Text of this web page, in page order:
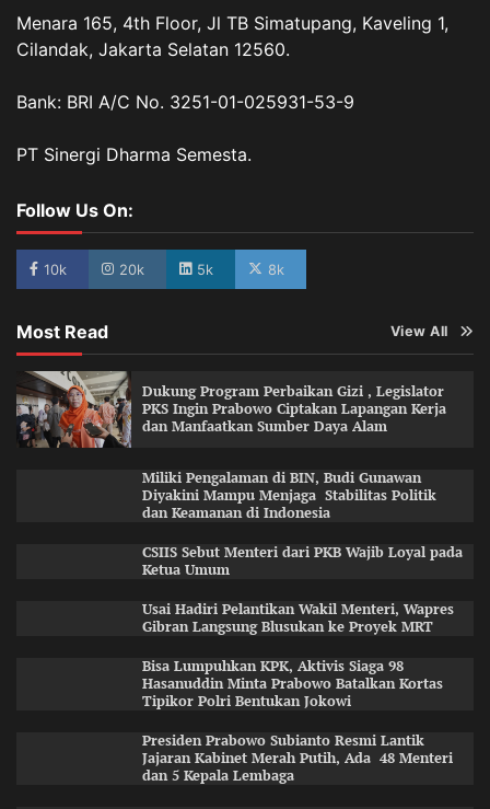
Menara 165, 4th Floor, Jl TB Simatupang, Kaveling 1,
Cilandak, Jakarta Selatan 12560.
Bank: BRI A/C No. 3251-01-025931-53-9
PT Sinergi Dharma Semesta.
Follow Us On:
10k 20k 5k 8k
Most Read View All
Dukung Program Perbaikan Gizi , Legislator
PKS Ingin Prabowo Ciptakan Lapangan Kerja
dan Manfaatkan Sumber Daya Alam
Miliki Pengalaman di BIN, Budi Gunawan
Diyakini Mampu Menjaga Stabilitas Politik
dan Keamanan di Indonesia
CSIIS Sebut Menteri dari PKB Wajib Loyal pada
Ketua Umum
Usai Hadiri Pelantikan Wakil Menteri, Wapres
Gibran Langsung Blusukan ke Proyek MRT
Bisa Lumpuhkan KPK, Aktivis Siaga 98
Hasanuddin Minta Prabowo Batalkan Kortas
Tipikor Polri Bentukan Jokowi
Presiden Prabowo Subianto Resmi Lantik
Jajaran Kabinet Merah Putih, Ada 48 Menteri
dan 5 Kepala Lembaga